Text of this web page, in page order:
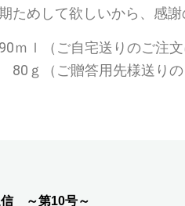
ためして欲しいから、感
ｍｌ（ご自宅送りのご注文
ｇ（ご贈答用先様送りの
信 ～第10号～